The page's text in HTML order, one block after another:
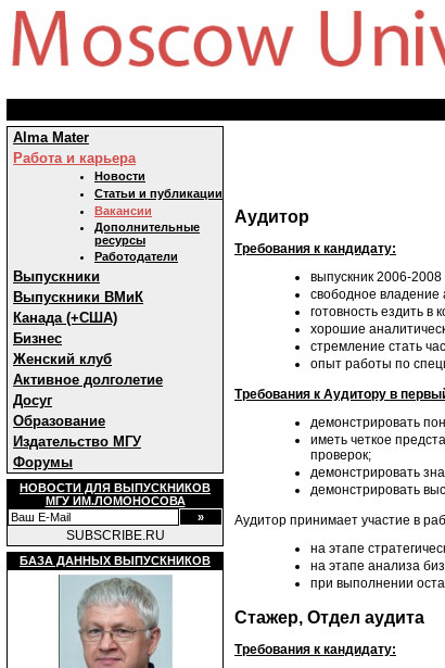
Alma Mater
Работа и карьера
Новости
Статьи и публикации
Вакансии
Дополнительные
ресурсы
Работодатели
Выпускники
Выпускники ВМиК
Канада (+США)
Бизнес
Женский клуб
Активное долголетие
Досуг
Образование
Издательство МГУ
Форумы
НОВОСТИ ДЛЯ ВЫПУСКНИКОВ
МГУ ИМ.ЛОМОНОСОВА
SUBSCRIBE.RU
БАЗА ДАННЫХ ВЫПУСКНИКОВ
Аудитор
Требования к кандидату:
выпускник 2006-2008
свободное владение
готовность ездить в
хорошие
стремление стать
опыт работы по
Требования к Аудитору в
демонстрировать
иметь четкое
проверок;
демонстрировать
демонстрировать
Аудитор принимает участие в
на этапе
на этапе анализа
при выполнении
Стажер, Отдел аудита
Требования к кандидату: